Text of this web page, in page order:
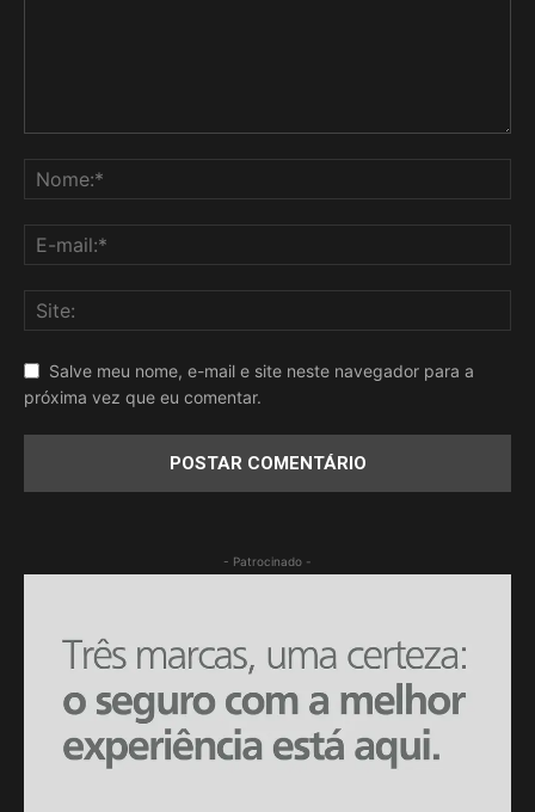
Salve meu nome, e-mail e site neste navegador para a
próxima vez que eu comentar.
- Patrocinado -